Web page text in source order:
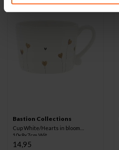
Bastion Collections
Cup White/Hearts in bloom
10x8x7cm Wit
14,95